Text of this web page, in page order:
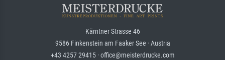
Kärntner Strasse 46
9586 Finkenstein am Faaker See · Austria
+43 4257 29415 · office@meisterdrucke.com